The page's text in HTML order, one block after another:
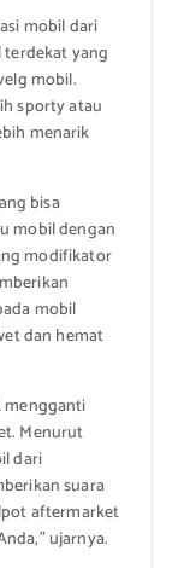
mobil dari
yang
mobil.
sporty atau
menarik
bisa
mobil dengan
modifikator
mobil
dan hemat
mengganti
Menurut
dari
suara
aftermarket
ujarnya.